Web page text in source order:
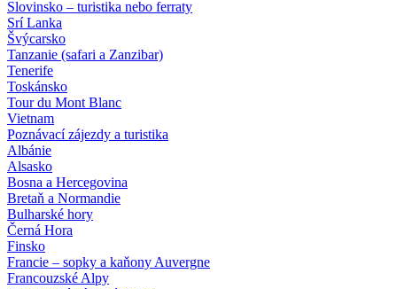
Slovinsko – turistika nebo ferraty
Srí Lanka
Švýcarsko
Tanzanie (safari a Zanzibar)
Tenerife
Toskánsko
Tour du Mont Blanc
Vietnam
Poznávací zájezdy a turistika
Albánie
Alsasko
Bosna a Hercegovina
Bretaň a Normandie
Bulharské hory
Černá Hora
Finsko
Francie – sopky a kaňony Auvergne
Francouzské Alpy